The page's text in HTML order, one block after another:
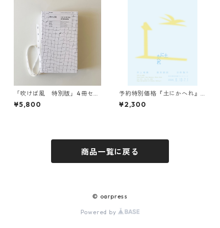
「吹けば風 特別版」4冊セッ
ト
¥5,800
予約特別価格『土にかへれ』
／ Pre-Order "TUTI NI KAER
E"
¥2,300
商品一覧に戻る
© oarpress
Powered by